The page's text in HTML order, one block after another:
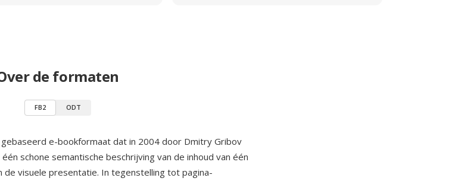
de formaten
FB2 ODT
gebaseerd e-bookformaat dat in 2004 door Dmitry Gribov
schone semantische beschrijving van de inhoud van één
de visuele presentatie. In tegenstelling tot pagina-